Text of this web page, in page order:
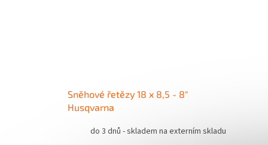
Sněhové řetězy 18 x 8,5 - 8"
Husqvarna
do 3 dnů - skladem na externím skladu